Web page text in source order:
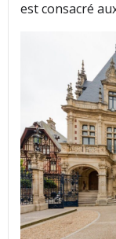
est consacré